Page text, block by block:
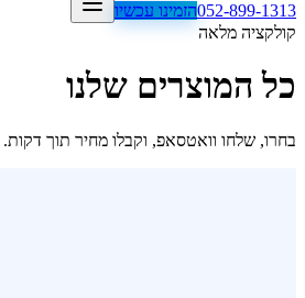
052-899-1313הזמינו עכשיו
קולקציה מלאה
כל המוצרים שלנו
בחרו, שלחו וואטסאפ, וקבלו מחיר תוך דקות.